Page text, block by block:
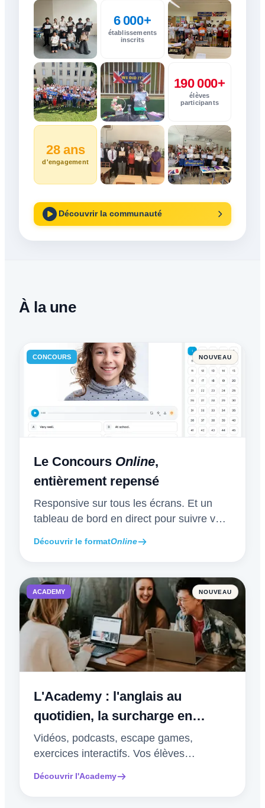
6 000+
établissements
inscrits
190 000+
élèves
participants
28 ans
d'engagement
Découvrir la communauté
À la une
CONCOURS NOUVEAU
Le Concours Online,
entièrement repensé
Responsive sur tous les écrans. Et un
tableau de bord en direct pour suivre vos
Découvrir le formatOnline
ACADEMY NOUVEAU
L'Academy : l'anglais au
quotidien, la surcharge en
moins
Vidéos, podcasts, escape games,
exercices interactifs. Vos élèves
Découvrir l'Academy